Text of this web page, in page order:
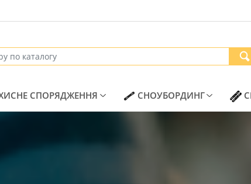
СПОРЯДЖЕННЯ(CURRENT)СНОУБОРДИНГ(CURRENT)